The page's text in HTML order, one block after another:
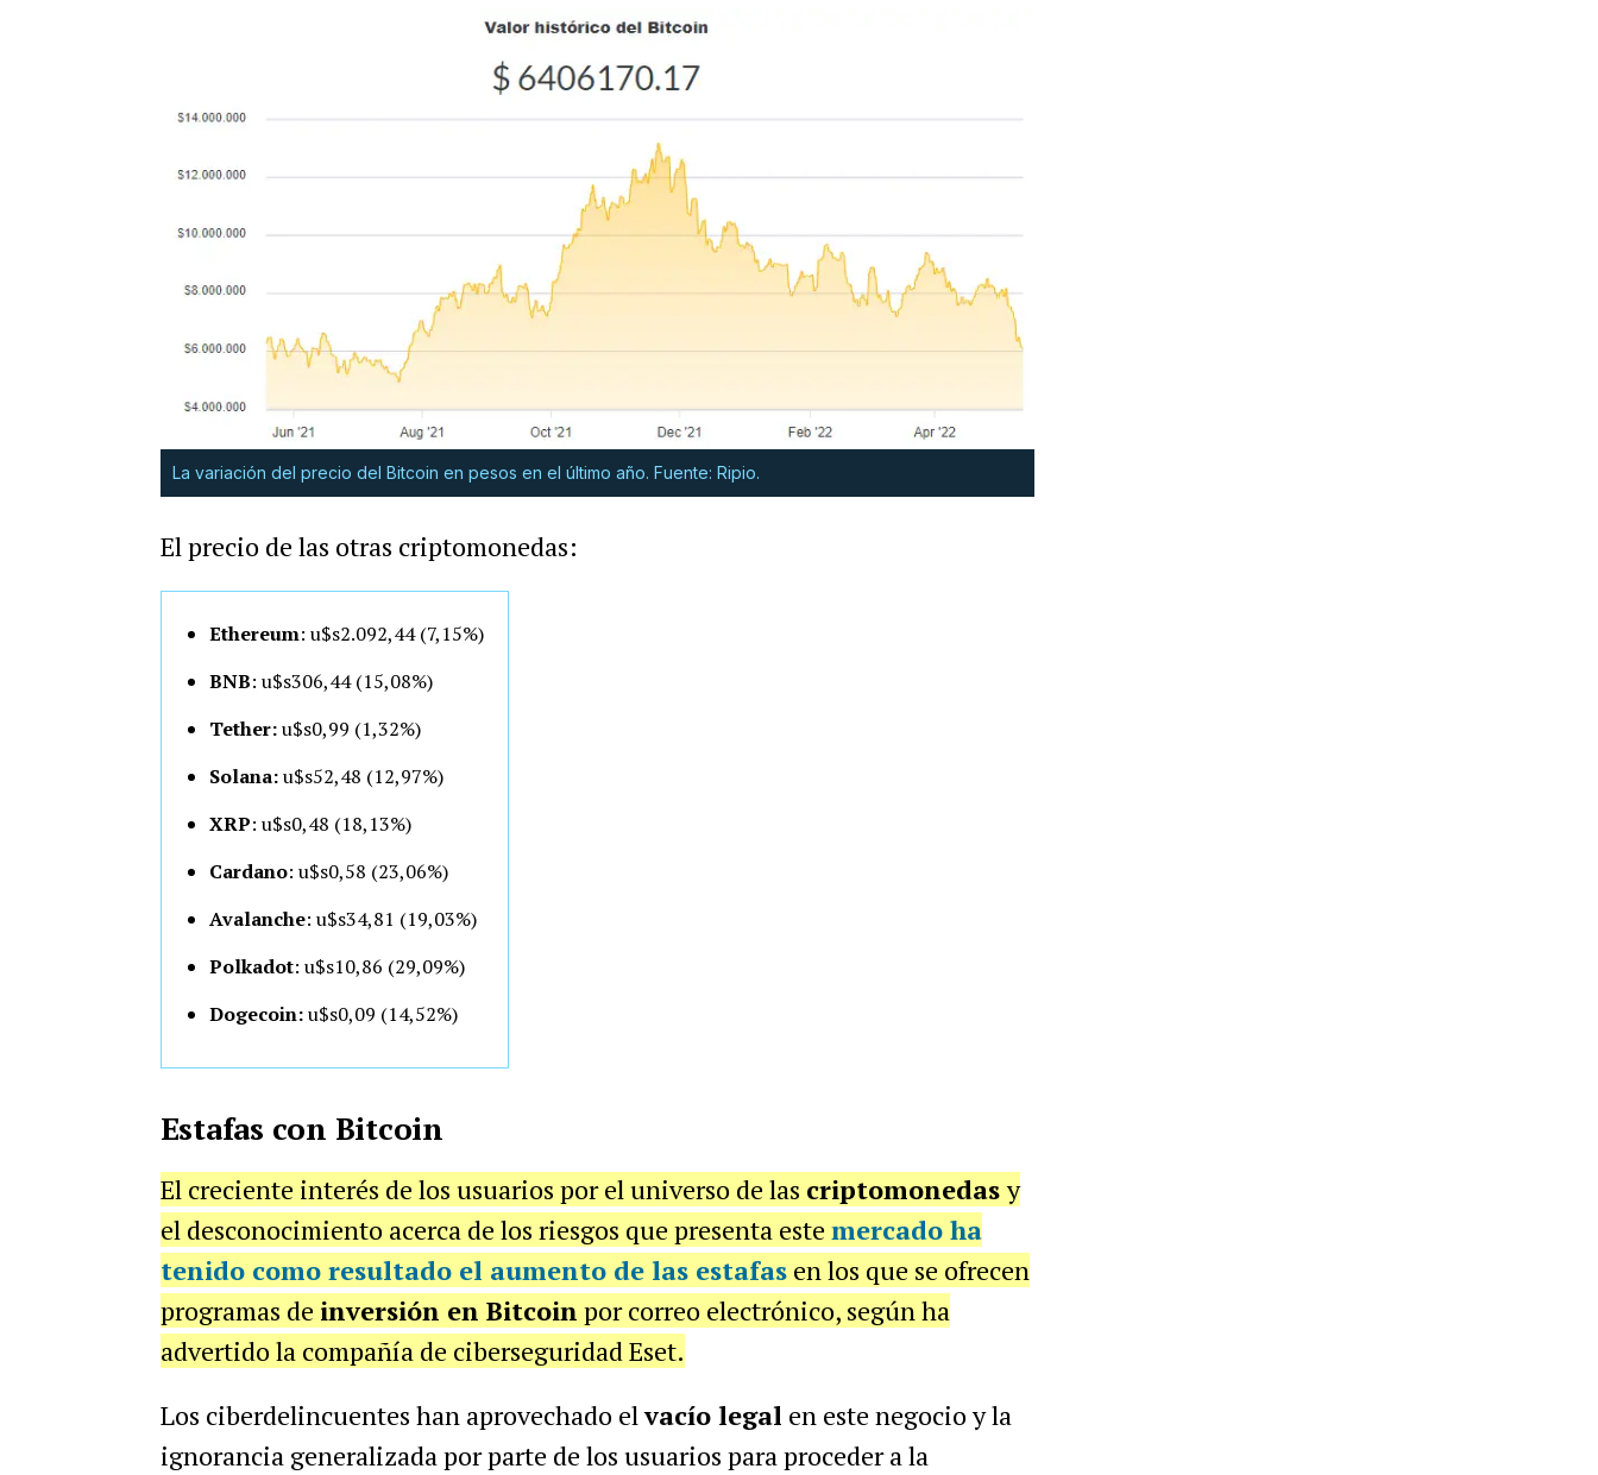
La variación del precio del Bitcoin en pesos en el último año. Fuente: Ripio.
El precio de las otras criptomonedas:
Ethereum: u$s2.092,44 (7,15%)
BNB: u$s306,44 (15,08%)
Tether:u$s0,99 (1,32%)
Solana:u$s52,48 (12,97%)
XRP: u$s0,48 (18,13%)
Cardano: u$s0,58 (23,06%)
Avalanche: u$s34,81 (19,03%)
Polkadot: u$s10,86 (29,09%)
Dogecoin:u$s0,09 (14,52%)
Estafas con Bitcoin
El creciente interés de los usuarios por el universo de las criptomonedasy
el desconocimiento acerca de los riesgos que presenta este mercado ha
tenido como resultado el aumento de las estafasen los que se ofrecen
programas de inversión en Bitcoin por correo electrónico, según ha
advertido la compañía de ciberseguridad Eset.
Los ciberdelincuentes han aprovechado elvacío legal en este negocio y la
ignorancia generalizada por parte de los usuarios para proceder a la